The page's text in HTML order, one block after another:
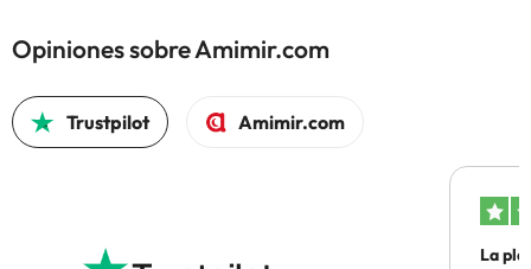
Opiniones sobre Amimir.com
Trustpilot Amimir.com
La